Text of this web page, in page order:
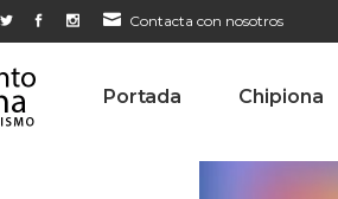
Contacta con nosotros
Portada Chipiona